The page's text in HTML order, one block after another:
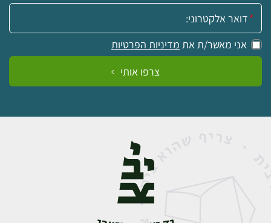
אימייל:
אני מאשר/ת את מדיניות הפרטיות
צרפו אותי